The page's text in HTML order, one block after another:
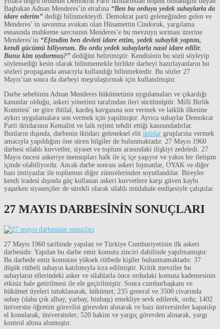
Başbakan Adnan Menderes’in etrafına “Ben bu orduyu yedek subaylarla da
idare ederim” dediği bilinmekteydi. Demokrat parti geleneğinden gelen ve
Menderes’ in savunma avukatı olan Hüsamettin Cindoruk, yargılama
esnasında mahkeme savcısının Menderes’e bu mevzuyu sorması üzerine
Menderes’in “Efendim ben devleti idare ettim, yedek subaylık yaptım,
kendi gücümü biliyorum. Bu ordu yedek subaylarla nasıl idare edilir.
Bunu kim uydurmuş?” dediğini belirtmiştir. Kendisinin bu sözü söyleyip
söylemediği kesin olarak bilinmemekle birlikte darbeyi hazırlayanların bu
sözleri propaganda amacıyla kullandığı bilinmektedir. Bu sözler 27
Mayıs’tan sonra da darbeyi meşrulaştırmak için kullanılmıştır.
Darbe sebebinin Adnan Menderes hükümetinin uygulamaları ve çıkardığı
kanunlar olduğu, askeri yönetimi tarafından ileri sürülmüştür. Milli Birlik
Komitesi’ ne göre ihtilal, kardeş kavgasına son vermek ve laiklik ilkesine
aykırı uygulamalara son vermek için yapılmıştır. Ayrıca subaylar Demokrat
Parti iktidarının Kemalist ve laik rejimi tehdit ettiği kanısındadırlar.
Bunların dışında, darbenin iktidarı geleneksel elit iktidar gruplarına vermek
amacıyla yapıldığını öne süren bilgiler de bulunmaktadır. 27 Mayıs 1960
darbesi silahlı kuvvetler, siyaset ve toplum arasındaki ilişkiyi zedeledi. 27
Mayıs öncesi askeriye mensupları halk ile iç içe yaşıyor ve yakın bir iletişim
içinde olabiliyordu. Ancak darbe sonrası askeri lojmanlar, OYAK ve diğer
bazı imtiyazlar ile toplumun diğer zümrelerinden soyutlandılar. Bireyler
kendi iradesi dışında güç kullanan askeri kuvvetlere karşı güven kaybı
yaşarken siyasetçiler de sürekli olarak silahlı müdahale endişesiyle çalıştılar.
27 MAYIS DARBESİNİN SONUÇLARI
27 Mayıs 1960 tarihinde yapılan ve Türkiye Cumhuriyetinin ilk askeri
darbesidir. Yapılan bu darbe emir komuta zinciri dahilinde yapılmamıştır.
Bu darbede emir komutası yüksek rütbede kişiler bulunmamaktadır. 37
düşük rütbeli subayın katılımıyla icra edilmiştir. Kritik mevziler bu
subayların ellerindeki asker ve silahlarla önce ordudaki komuta kademesinin
etkisiz hale getirilmesi ile ele geçirilmiştir. Sonra cumhurbaşkanı ve
hükümet üyeleri tutuklanarak, hükümet; 235 general ve 3500 civarında
subay (daha çok albay, yarbay, binbaşı) emekliye sevk edilerek, ordu; 1402
üniversite öğretim görevlisi görevden alınarak ve bazı üniversiteler kapatılıp
el konularak, üniversiteler; 520 hakim ve yargıç görevden alınarak, yargı
kontrol altına alınmıştır.